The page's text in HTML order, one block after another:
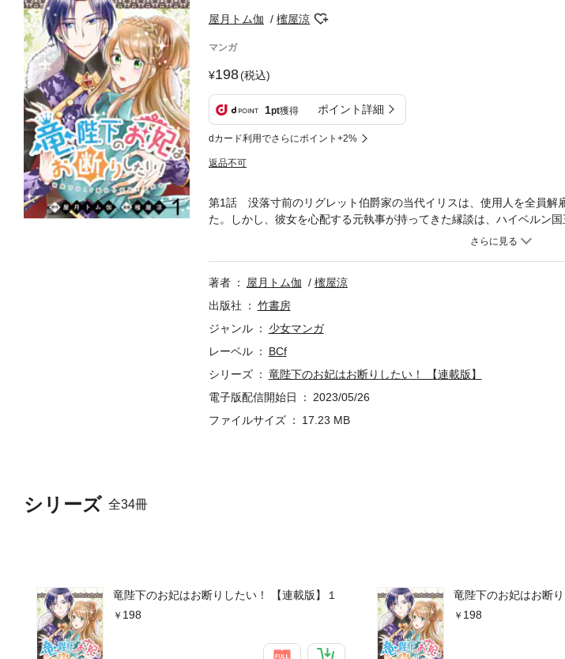
屋月トム伽 櫁屋涼
マンガ
198(税込)
1pt獲得 ポイント詳細
dカード利用でさらにポイント+2%
返品不可
シリーズ 全34冊
竜陛下のお妃はお断りしたい！ 【連載版】１
198
竜陛下のお妃はお断
198
第1話 没落寸前のリグレット伯爵家の当代イリスは、使用人を全員解
た。しかし、彼女を心配する元執事が持ってきた縁談は、ハイベルン
薬草園でハーブを育てて小竜と気ままに暮らす予定だった私がお妃な
著者 屋月トム伽
櫁屋涼
出版社
竹書房
ジャンル
少女マンガ
レーベル
BCf
シリーズ
竜陛下のお妃はお断りしたい！ 【連載版】
電子版配信開始日
2023/05/26
ファイルサイズ
17.23 MB